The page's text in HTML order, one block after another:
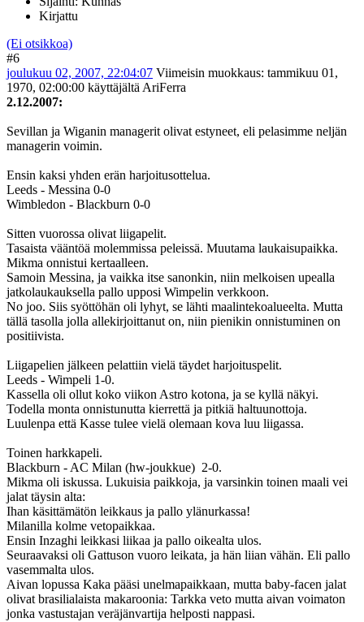
Kirjattu
(Ei otsikkoa)
#6
joulukuu 02, 2007, 22:04:07 Viimeisin muokkaus: tammikuu 01,
1970, 02:00:00 käyttäjältä AriFerra
2.12.2007:
Sevillan ja Wiganin managerit olivat estyneet, eli pelasimme neljän
managerin voimin.
Ensin kaksi yhden erän harjoitusottelua.
Leeds - Messina 0-0
Wimbledon - Blackburn 0-0
Sitten vuorossa olivat liigapelit.
Tasaista vääntöä molemmissa peleissä. Muutama laukaisupaikka.
Mikma onnistui kertaalleen.
Samoin Messina, ja vaikka itse sanonkin, niin melkoisen upealla
jatkolaukauksella pallo upposi Wimpelin verkkoon.
No joo. Siis syöttöhän oli lyhyt, se lähti maalintekoalueelta. Mutta
tällä tasolla jolla allekirjoittanut on, niin pienikin onnistuminen on
positiivista.
Liigapelien jälkeen pelattiin vielä täydet harjoituspelit.
Leeds - Wimpeli 1-0.
Kassella oli ollut koko viikon Astro kotona, ja se kyllä näkyi.
Todella monta onnistunutta kierrettä ja pitkiä haltuunottoja.
Luulenpa että Kasse tulee vielä olemaan kova luu liigassa.
Toinen harkkapeli.
Blackburn - AC Milan (hw-joukkue) 2-0.
Mikma oli iskussa. Lukuisia paikkoja, ja varsinkin toinen maali vei
jalat täysin alta:
Ihan käsittämätön leikkaus ja pallo ylänurkassa!
Milanilla kolme vetopaikkaa.
Ensin Inzaghi leikkasi liikaa ja pallo oikealta ulos.
Seuraavaksi oli Gattuson vuoro leikata, ja hän liian vähän. Eli pallo
vasemmalta ulos.
Aivan lopussa Kaka pääsi unelmapaikkaan, mutta baby-facen jalat
olivat brasilialaista makaroonia: Tarkka veto mutta aivan voimaton
jonka vastustajan veräjänvartija helposti nappasi.